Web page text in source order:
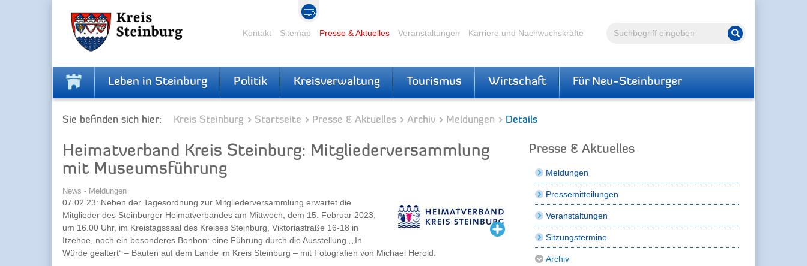
Volltextsuche Suche starten
Kontakt Sitemap Presse & Aktuelles Veranstaltungen Karriere und Nachwuchskräfte
Leben in Steinburg Politik Kreisverwaltung Tourismus Wirtschaft Für Neu-Steinburger
Sie befinden sich hier: Kreis Steinburg Startseite Presse & Aktuelles Archiv Meldungen Details
Heimatverband Kreis Steinburg: Mitgliederversammlung
mit Museumsführung
News - Meldungen
07.02.23: Neben der Tagesordnung zur Mitgliederversammlung erwartet die
Mitglieder des Steinburger Heimatverbandes am Mittwoch, dem 15. Februar 2023,
um 16.00 Uhr, im Kreistagssaal des Kreises Steinburg, Viktoriastraße 16-18 in
Itzehoe, noch ein besonderes Bonbon: eine Führung durch die Ausstellung „„In
Würde gealtert“ – Bauten auf dem Lande im Kreis Steinburg – mit Fotografien von Michael Herold.
Presse & Aktuelles
Meldungen
Pressemitteilungen
Veranstaltungen
Sitzungstermine
Archiv